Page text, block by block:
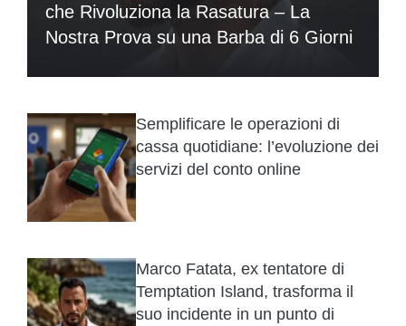
che Rivoluziona la Rasatura – La
Nostra Prova su una Barba di 6 Giorni
Semplificare le operazioni di
cassa quotidiane: l’evoluzione dei
servizi del conto online
Marco Fatata, ex tentatore di
Temptation Island, trasforma il
suo incidente in un punto di